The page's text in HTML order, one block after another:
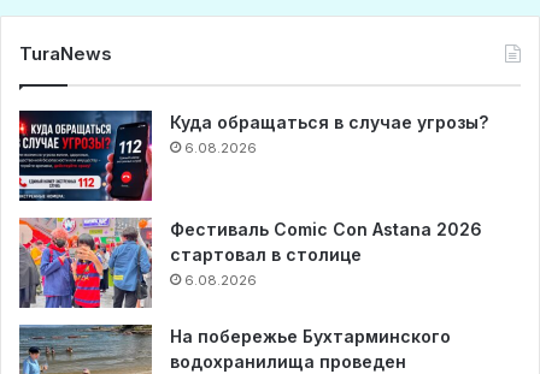
TuraNews
Куда обращаться в случае угрозы?
6.08.2026
Фестиваль Comic Con Astana 2026
стартовал в столице
6.08.2026
На побережье Бухтарминского
водохранилища проведен